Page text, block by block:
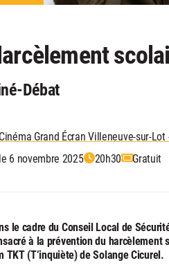
Débat
Cinéma Grand Écran Villeneuve-sur-
le 6 novembre 2025
20h30 Gratuit
le cadre du Conseil Local de
à la prévention du
TKT (T’inquiète) de Solange Cicurel.